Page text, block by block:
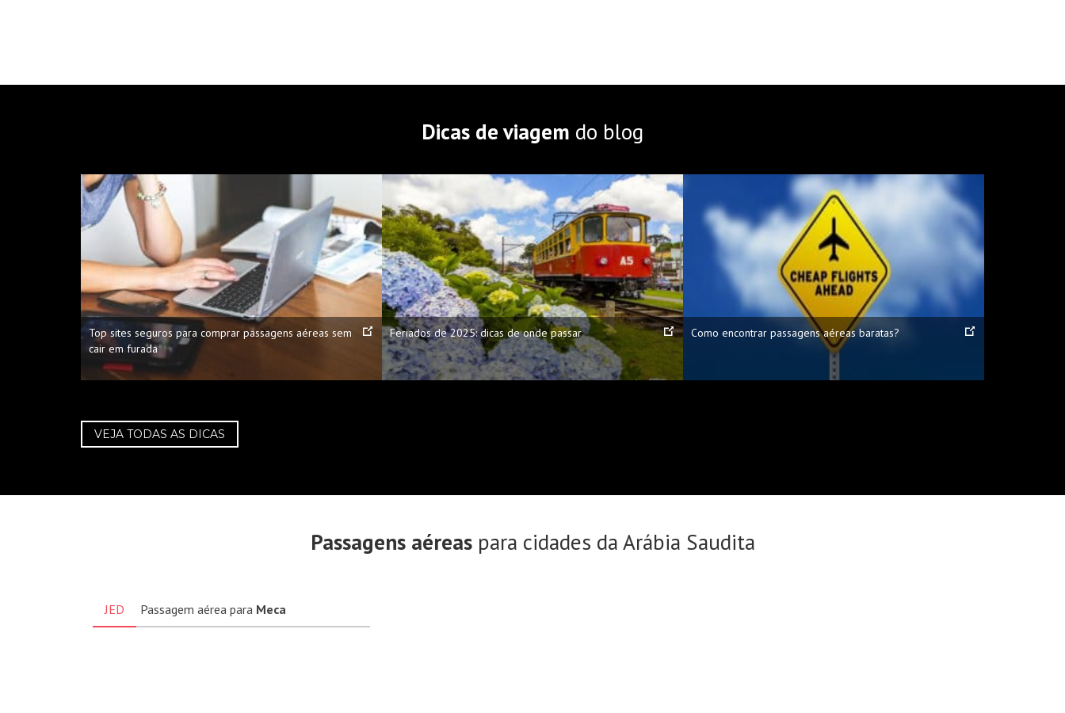
Dicas de viagem do blog
Top sites seguros para comprar passagens aéreas sem
cair em furada
Feriados de 2025: dicas de onde passar Como encontrar passagens aéreas baratas?
VEJA TODAS AS DICAS
Passagens aéreaspara cidades da Arábia Saudita
JED Passagem aérea para Meca